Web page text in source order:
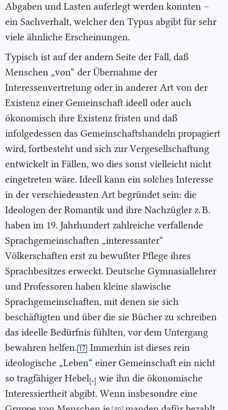
Abgaben und Lasten auferlegt werden konnten –
ein Sachverhalt, welcher den Typus abgibt für sehr
viele ähnliche Erscheinungen.
Typisch ist auf der andern Seite der Fall, daß
Menschen „von“ der Übernahme der
Interessenvertretung oder in anderer Art von der
Existenz einer Gemeinschaft ideell oder auch
ökonomisch ihre Existenz fristen und daß
infolgedessen das Gemeinschaftshandeln propagiert
wird, fortbesteht und sich zur Vergesellschaftung
entwickelt in Fällen, wo dies sonst vielleicht nicht
eingetreten wäre. Ideell kann ein solches Interesse
in der verschiedensten Art begründet sein: die
Ideologen der Romantik und ihre Nachzügler z. B.
haben im 19. Jahrhundert zahlreiche verfallende
Sprachgemeinschaften „interessanter“
Völkerschaften erst zu bewußter Pflege ihres
Sprachbesitzes erweckt. Deutsche Gymnasiallehrer
und Professoren haben kleine slawische
Sprachgemeinschaften, mit denen sie sich
beschäftigten und über die sie Bücher zu schreiben
das ideelle Bedürfnis fühlten, vor dem Untergang
bewahren helfen. 17 Immerhin ist dieses rein
ideologische „Leben“ einer Gemeinschaft ein nicht
so tragfähiger Hebel[,] wie ihn die ökonomische
Interessiertheit abgibt. Wenn insbesondre eine